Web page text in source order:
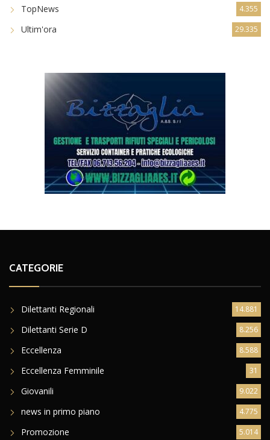
TopNews 4.355
Ultim'ora 29.335
CATEGORIE
Dilettanti Regionali 14.881
Dilettanti Serie D 8.256
Eccellenza 8.588
Eccellenza Femminile 31
Giovanili 9.022
news in primo piano 4.775
Promozione 5.014